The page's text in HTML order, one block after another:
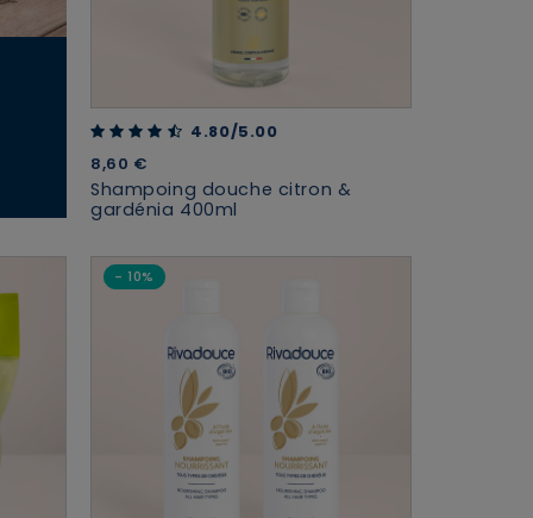
4.80 out of 5 Customer Rating
4.80/5.00
8,60 €
Shampoing douche citron &
gardénia 400ml
- 10%